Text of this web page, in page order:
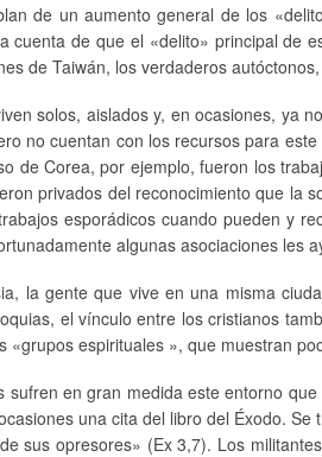
de un aumento general de los
cuenta de que el «delito» principal de
de Taiwán, los verdaderos
solos, aislados y, en ocasiones, ya
no cuentan con los recursos para
de Corea, por ejemplo, fueron los
privados del reconocimiento que la
esporádicos cuando pueden y
algunas asociaciones les
la gente que vive en una misma
el vínculo entre los cristianos
«grupos espirituales », que muestran
sufren en gran medida este entorno
una cita del libro del Éxodo.
sus opresores» (Ex 3,7). Los